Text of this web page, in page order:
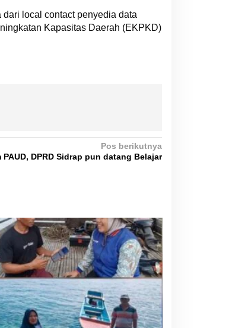
local contact penyedia data
Kapasitas Daerah (EKPKD)
Pos berikutnya
DPRD Sidrap pun datang Belajar